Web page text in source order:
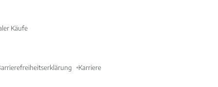
Käufe
Karriere